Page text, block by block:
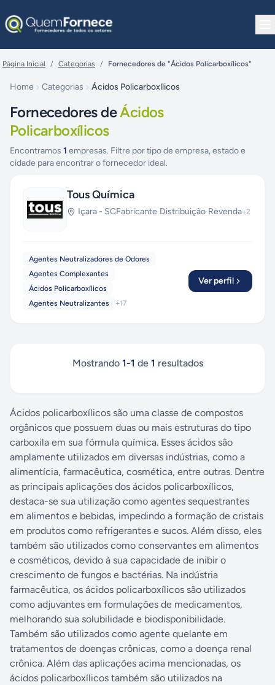
Página Inicial / Categorias / Fornecedores de "Ácidos Policarboxílicos"
Home Categorias Ácidos Policarboxílicos
Fornecedores deÁcidos
Policarboxílicos
Encontramos 1 empresas. Filtre por tipo de empresa, estado e
cidade para encontrar o fornecedor ideal.
Tous Química
Içara - SCFabricante·Distribuição·Revenda+2
Agentes Neutralizadores de Odores
Agentes Complexantes
Ácidos Policarboxílicos
Agentes Neutralizantes
+17
Ver perfil
Mostrando 1-1 de 1 resultados
Ácidos policarboxílicos são uma classe de compostos
orgânicos que possuem duas ou mais estruturas do tipo
carboxila em sua fórmula química. Esses ácidos são
amplamente utilizados em diversas indústrias, como a
alimentícia, farmacêutica, cosmética, entre outras. Dentre
as principais aplicações dos ácidos policarboxílicos,
destaca-se sua utilização como agentes sequestrantes
em alimentos e bebidas, impedindo a formação de cristais
em produtos como refrigerantes e sucos. Além disso, eles
também são utilizados como conservantes em alimentos
e cosméticos, devido à sua capacidade de inibir o
crescimento de fungos e bactérias. Na indústria
farmacêutica, os ácidos policarboxílicos são utilizados
como adjuvantes em formulações de medicamentos,
melhorando sua solubilidade e biodisponibilidade.
Também são utilizados como agente quelante em
tratamentos de doenças crônicas, como a doença renal
crônica. Além das aplicações acima mencionadas, os
ácidos policarboxílicos também são utilizados na